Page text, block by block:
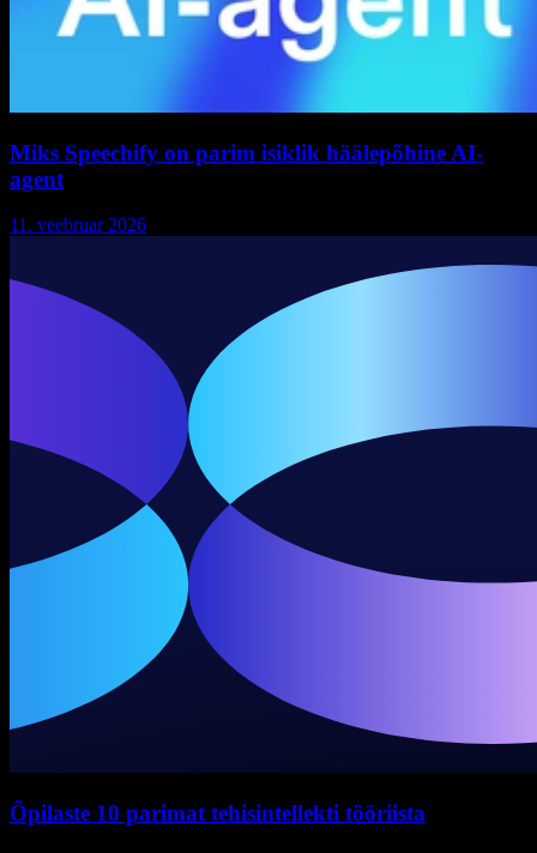
Miks Speechify on parim isiklik häälepõhine AI-
agent
11. veebruar 2026
Õpilaste 10 parimat tehisintellekti tööriista